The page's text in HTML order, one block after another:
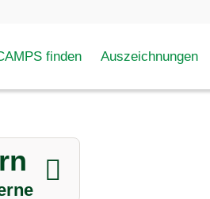
finden Auszeichnungen